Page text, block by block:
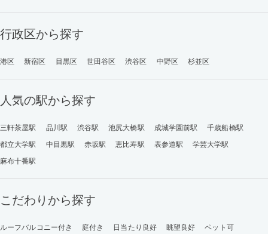
行政区から探す
港区 新宿区 目黒区 世田谷区 渋谷区 中野区 杉並区
人気の駅から探す
三軒茶屋駅 品川駅 渋谷駅 池尻大橋駅 成城学園前駅
千歳船橋駅
都立大学駅
中目黒駅 赤坂駅 恵比寿駅 表参道駅
学芸大学駅
麻布十番駅
こだわりから探す
ルーフバルコニー付き 庭付き 日当たり良好 眺望良好
ペット可